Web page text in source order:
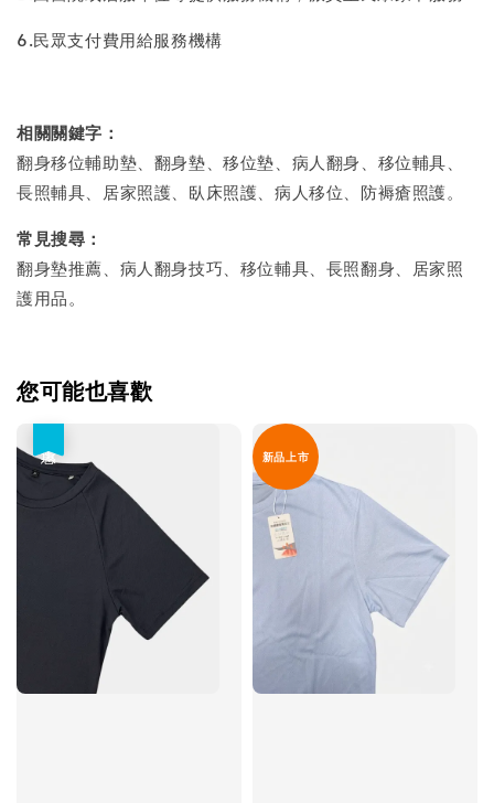
6.民眾支付費用給服務機構
相關關鍵字：
翻身移位輔助墊、翻身墊、移位墊、病人翻身、移位輔具、
長照輔具、居家照護、臥床照護、病人移位、防褥瘡照護。
常見搜尋：
翻身墊推薦、病人翻身技巧、移位輔具、長照翻身、居家照
護用品。
您可能也喜歡
新品上市